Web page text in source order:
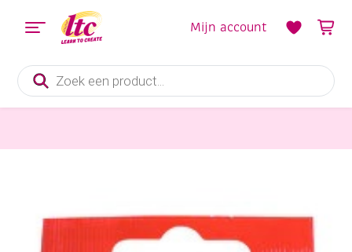
Producten
zoeken
Mijn account